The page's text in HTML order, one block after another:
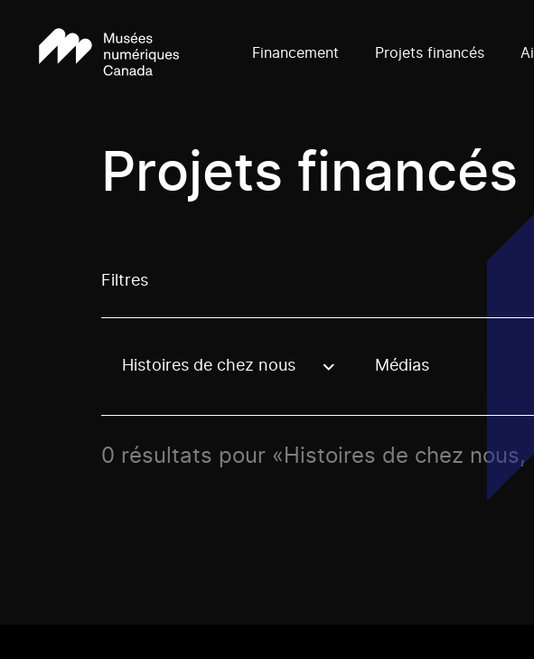
Financement Projets financés
Projets financés
Filtres
Use these options to filter projects by topic, stream or regon.
Histoires de chez nous Médias
0 résultats pour «Histoires de chez nous,